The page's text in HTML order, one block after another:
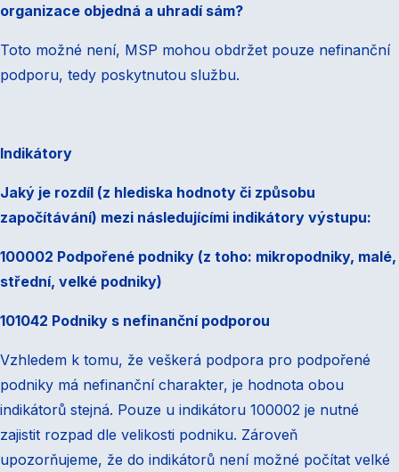
organizace objedná a uhradí sám?
Toto možné není, MSP mohou obdržet pouze nefinanční
podporu, tedy poskytnutou službu.
Indikátory
Jaký je rozdíl (z hlediska hodnoty či způsobu
započítávání) mezi následujícími indikátory výstupu:
100002 Podpořené podniky (z toho: mikropodniky, malé,
střední, velké podniky)
101042 Podniky s nefinanční podporou
Vzhledem k tomu, že veškerá podpora pro podpořené
podniky má nefinanční charakter, je hodnota obou
indikátorů stejná. Pouze u indikátoru 100002 je nutné
zajistit rozpad dle velikosti podniku. Zároveň
upozorňujeme, že do indikátorů není možné počítat velké